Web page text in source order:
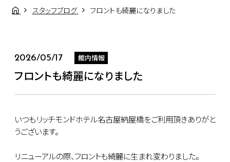
スタッフブログ フロントも綺麗になりました
2026/05/17 館内情報
フロントも綺麗になりました
いつもリッチモンドホテル名古屋納屋橋をご利用頂きありがと
うございます。
リニューアルの際、フロントも綺麗に生まれ変わりました。